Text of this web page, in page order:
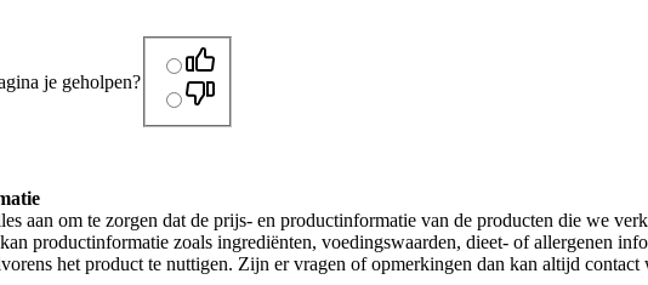
je geholpen?
aan om te zorgen dat de prijs- en productinformatie van de producten die we
productinformatie zoals ingrediënten, voedingswaarden, dieet- of allergenen
het product te nuttigen. Zijn er vragen of opmerkingen dan kan altijd